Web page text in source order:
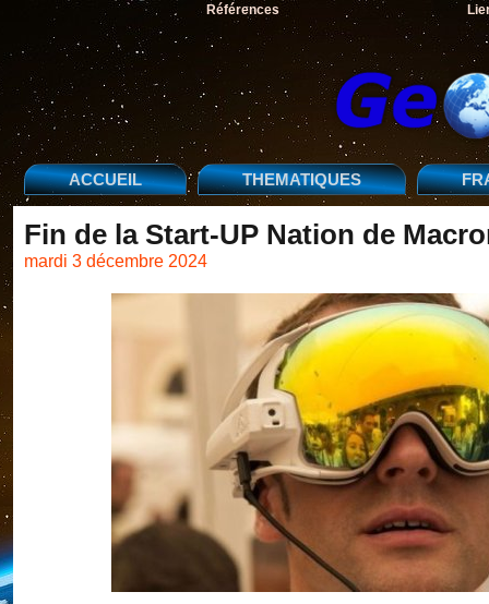
Références
ACCUEIL THEMATIQUES
Fin de la Start-UP Nation de
mardi 3 décembre 2024